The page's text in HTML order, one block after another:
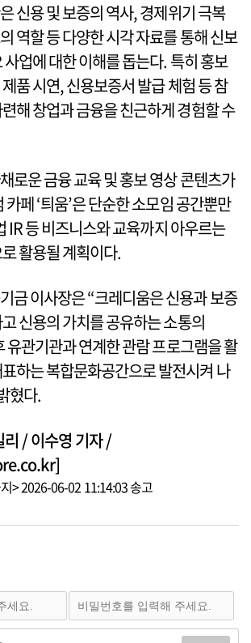
신용 및 보증의 역사, 경제위기 극복
역할 등 다양한 시각 자료를 통해 신보
업에 대한 이해를 돕는다. 특히 홍보
품 시연, 신용보증서 발급 체험 등 참
해 창업과 금융을 친근하게 경험할 수
로운 금융 교육 및 홍보 영상 콘텐츠가
페 ‘틔움’은 단순한 소모임 공간뿐만
IR 등 비즈니스와 교육까지 아우르는
활용될 계획이다.
금 이사장은 “크레디움은 신용과 보증
신용의 가치를 공유하는 소통의
유관기관과 연계한 관람 프로그램을 활
하는 복합문화공간으로 발전시켜 나
혔다.
/ 이수영 기자 /
> 2026-06-02 11:14:03 송고